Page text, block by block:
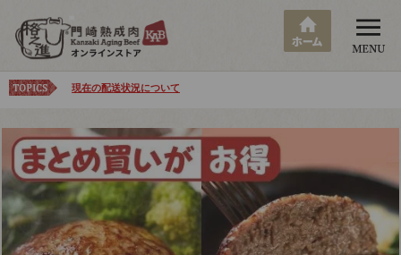
現在の配送状況について